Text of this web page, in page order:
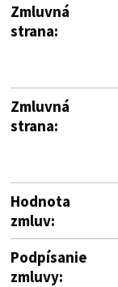
Zmluvná
strana:
Zmluvná
strana:
Hodnota
zmluv:
Podpísanie
zmluvy: